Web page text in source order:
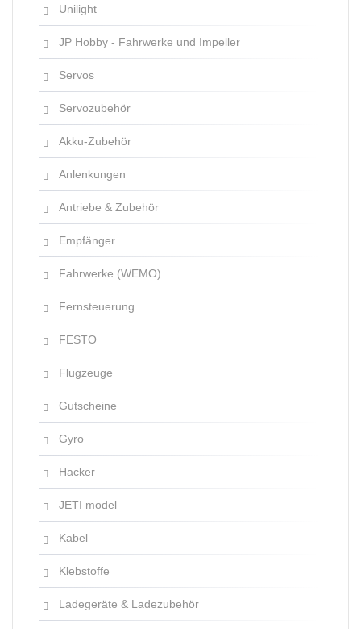
Unilight
JP Hobby - Fahrwerke und Impeller
Servos
Servozubehör
Akku-Zubehör
Anlenkungen
Antriebe & Zubehör
Empfänger
Fahrwerke (WEMO)
Fernsteuerung
FESTO
Flugzeuge
Gutscheine
Gyro
Hacker
JETI model
Kabel
Klebstoffe
Ladegeräte & Ladezubehör